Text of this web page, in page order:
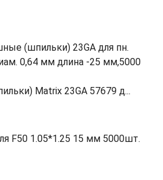
(шпильки) 23GA для пн.
0,64 мм длина -25 мм,5000
Matrix 23GA 57679 д...
F50 1.05*1.25 15 мм 5000шт.